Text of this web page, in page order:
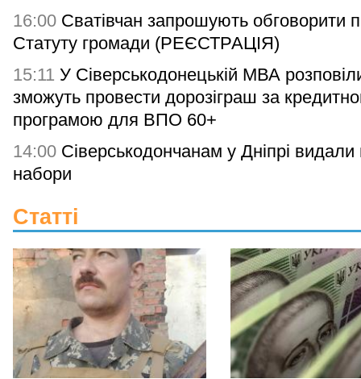
16:00 Сватівчан запрошують обговорити
Статуту громади (РЕЄСТРАЦІЯ)
15:11 У Сіверськодонецькій МВА
зможуть провести дорозіграш за
програмою для ВПО 60+
14:00 Сіверськодончанам у Дніпрі видали
набори
Статті